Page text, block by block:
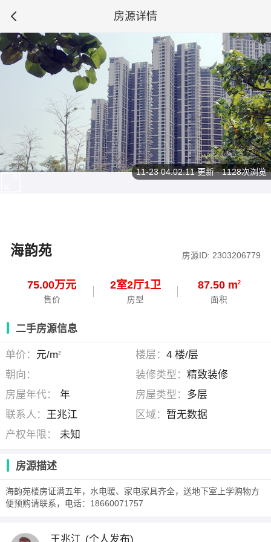
房源详情
海韵苑 房源ID: 2303206779
75.00万元
售价
2室2厅1卫
房型
87.50 m2
面积
11-23 04:02:11更新 · 1128次浏览
二手房源信息
单价： 元/m2 楼层： 4 楼/层
朝向：
装修类型： 精致装修
房屋年代：
年 房屋类型： 多层
联系人： 王兆江 区域： 暂无数据
产权年限：
未知
房源描述
海韵苑楼房证满五年，水电暖、家电家具齐全，送地下室上学购物方
便预购请联系，电话：18660071757
王兆江 (个人发布)